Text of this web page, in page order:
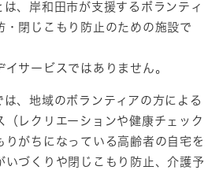
、岸和田市が支援するボランティ
・閉じこもり防止のための施設で
サービスではありません。
、地域のボランティアの方による
（レクリエーションや健康チェック
りがちになっている高齢者の自宅を
いづくりや閉じこもり防止、介護予